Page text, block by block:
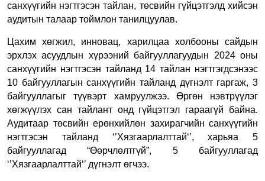
санхүүгийн нэгтгэсэн тайлан, төсвийн гүйцэтгэлд хийсэн
аудитын талаар тоймлон танилцуулав.
Цахим хөгжил, инновац, харилцаа холбооны сайдын
эрхлэх асуудлын хүрээний байгууллагуудын 2024 оны
санхүүгийн нэгтгэсэн тайланд 14 тайлан нэгтгэгдсэнээс
10 байгууллагын санхүүгийн тайланд дүгнэлт гаргаж, 3
байгууллагыг түүвэрт хамруулжээ. Өргөн нэвтрүүлэг
хөгжүүлэх сан тайлант онд гүйцэтгэл гараагүй байна.
Аудитаар төсвийн ерөнхийлөн захирагчийн санхүүгийн
нэгтгэсэн тайланд ‘’Хязгаарлалттай‘’, харьяа 5
байгууллагад “Өөрчлөлтгүй”, 5 байгууллагад
‘’Хязгаарлалттай‘’ дүгнэлт өгчээ.